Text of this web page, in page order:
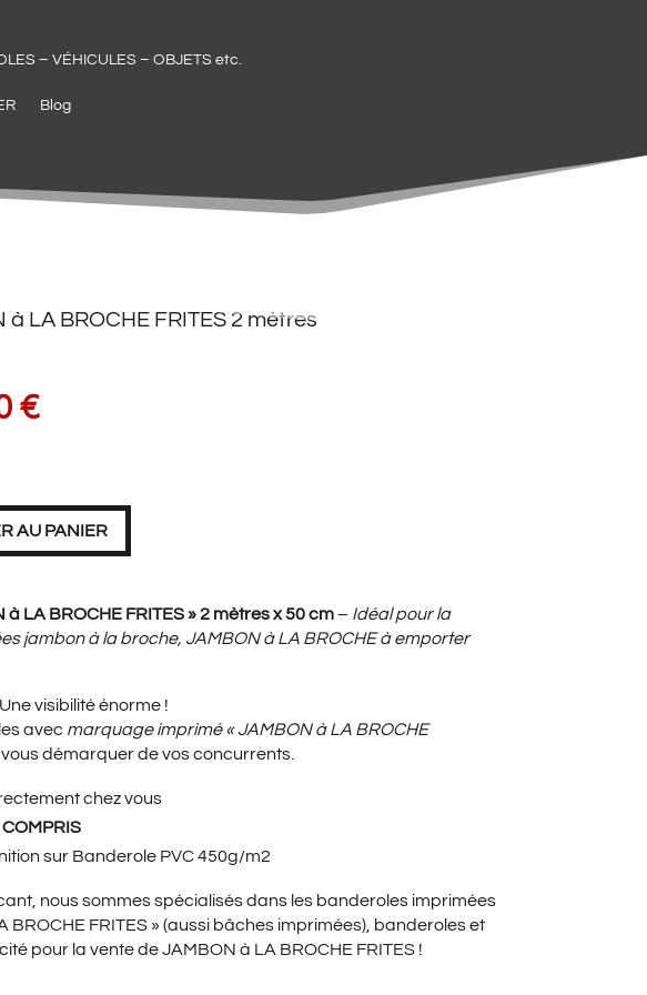
– VÉHICULES – OBJETS etc.
Blog
LA BROCHE FRITES 2 mètres
:
€
PRIX
ACTUEL
EST :
34,90€.
AU PANIER
à LA BROCHE FRITES » 2 mètres x 50 cm– Idéal pour la
jambon à la broche, JAMBON à LA BROCHE à emporter
visibilité énorme !
avec marquage imprimé « JAMBON à LA BROCHE
démarquer de vos concurrents.
chez vous
COMPRIS
sur Banderole PVC 450g/m2
nous sommes spécialisés dans les banderoles imprimées
BROCHE FRITES » (aussi bâches imprimées), banderoles et
pour la vente de JAMBON à LA BROCHE FRITES !